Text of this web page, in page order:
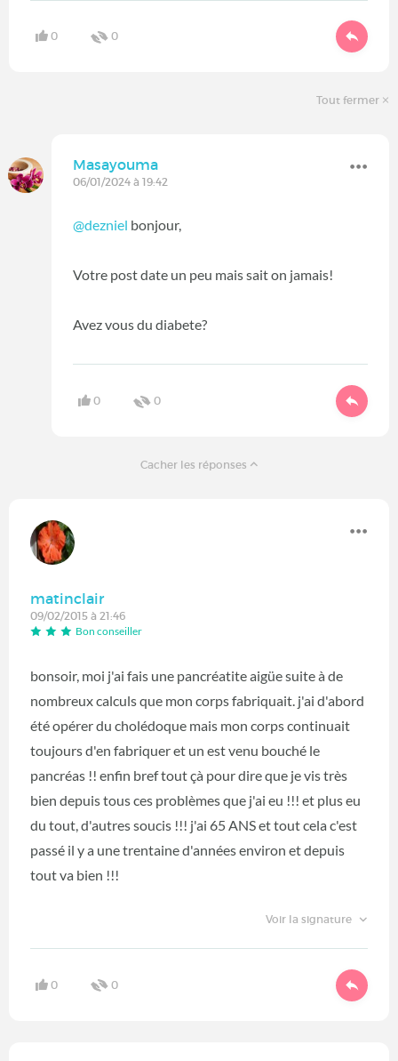
0 0
Tout fermer
Masayouma
06/01/2024 à 19:42
@dezniel bonjour,
Votre post date un peu mais sait on jamais!
Avez vous du diabete?
0 0
Cacher les réponses
matinclair
09/02/2015 à 21:46
Bon conseiller
bonsoir, moi j'ai fais une pancréatite aigüe suite à de
nombreux calculs que mon corps fabriquait. j'ai d'abord
été opérer du cholédoque mais mon corps continuait
toujours d'en fabriquer et un est venu bouché le
pancréas !! enfin bref tout çà pour dire que je vis très
bien depuis tous ces problèmes que j'ai eu !!! et plus eu
du tout, d'autres soucis !!! j'ai 65 ANS et tout cela c'est
passé il y a une trentaine d'années environ et depuis
tout va bien !!!
Voir la signature
0 0